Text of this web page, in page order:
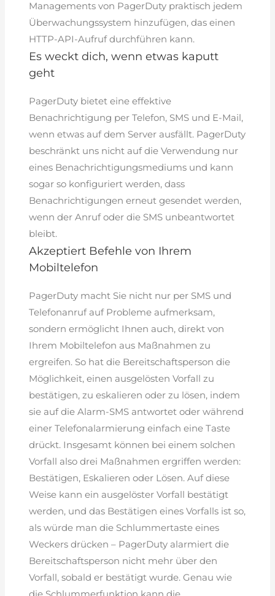
Managements von PagerDuty praktisch jedem
Überwachungssystem hinzufügen, das einen
HTTP-API-Aufruf durchführen kann.
Es weckt dich, wenn etwas kaputt
geht
PagerDuty bietet eine effektive
Benachrichtigung per Telefon, SMS und E-Mail,
wenn etwas auf dem Server ausfällt. PagerDuty
beschränkt uns nicht auf die Verwendung nur
eines Benachrichtigungsmediums und kann
sogar so konfiguriert werden, dass
Benachrichtigungen erneut gesendet werden,
wenn der Anruf oder die SMS unbeantwortet
bleibt.
Akzeptiert Befehle von Ihrem
Mobiltelefon
PagerDuty macht Sie nicht nur per SMS und
Telefonanruf auf Probleme aufmerksam,
sondern ermöglicht Ihnen auch, direkt von
Ihrem Mobiltelefon aus Maßnahmen zu
ergreifen. So hat die Bereitschaftsperson die
Möglichkeit, einen ausgelösten Vorfall zu
bestätigen, zu eskalieren oder zu lösen, indem
sie auf die Alarm-SMS antwortet oder während
einer Telefonalarmierung einfach eine Taste
drückt. Insgesamt können bei einem solchen
Vorfall also drei Maßnahmen ergriffen werden:
Bestätigen, Eskalieren oder Lösen. Auf diese
Weise kann ein ausgelöster Vorfall bestätigt
werden, und das Bestätigen eines Vorfalls ist so,
als würde man die Schlummertaste eines
Weckers drücken – PagerDuty alarmiert die
Bereitschaftsperson nicht mehr über den
Vorfall, sobald er bestätigt wurde. Genau wie